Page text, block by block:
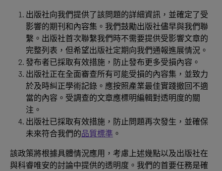
出版社向我們提供了該問題的詳細資訊，並確定了受
影響的期刊和內容集。我們鼓勵出版社儘早與我們聯
繫。出版社首次聯繫我們時不需要提供受影響文章的
完整列表，但希望出版社定期向我們通報進展情況。
發布者已採取有效措施，防止發布更多受損內容。
出版社正在全面審查所有可能受損的內容集，並致力
於及時糾正學術記錄。應按照產業最佳實踐撤回不適
當的內容。受調查的文章應標明編輯對透明度的關
注。
出版社已採取有效措施，防止問題再次發生，並確保
未來符合我們的品質標準 。
該政策將根據具體情況應用，考慮上述幾點以及出版社在
與科睿唯安的討論中提供的透明度。我們的首要任務是確